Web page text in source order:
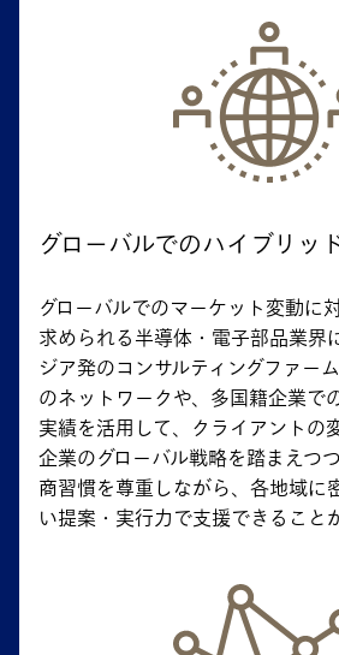
グローバルでのハイブリッ
グローバルでのマーケット変動に
求められる半導体・電子部品業界
ジア発のコンサルティングファー
のネットワークや、多国籍企業で
実績を活用して、クライアントの
企業のグローバル戦略を踏まえつ
商習慣を尊重しながら、各地域に
い提案・実行力で支援できること